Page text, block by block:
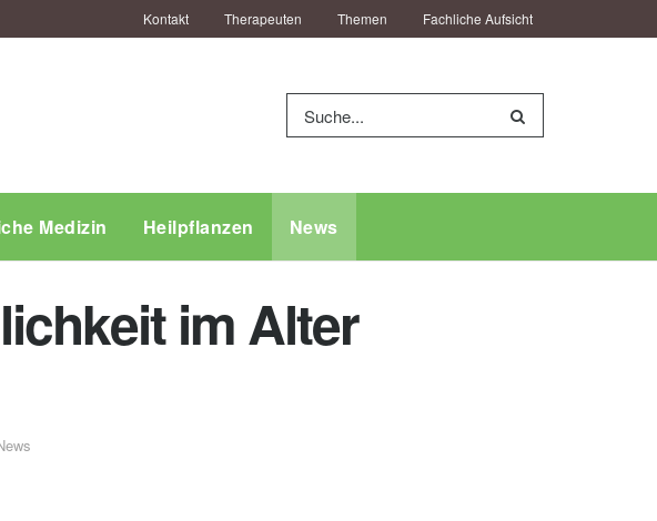
Kontakt Therapeuten Themen Fachliche Aufsicht
Medizin Heilpflanzen News
im Alter